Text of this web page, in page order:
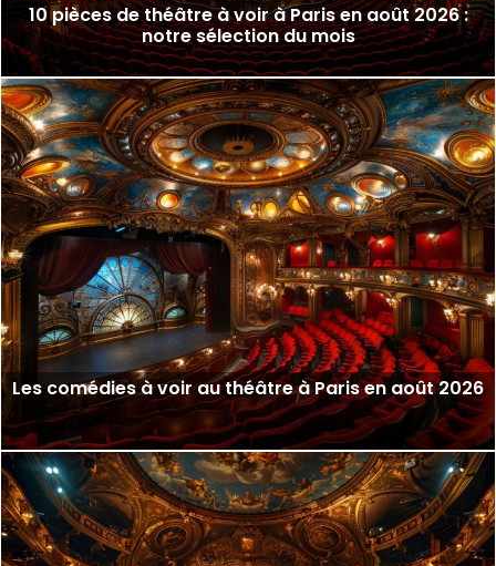
10 pièces de théâtre à voir à Paris en août 2026 :
notre sélection du mois
Les comédies à voir au théâtre à Paris en août 2026